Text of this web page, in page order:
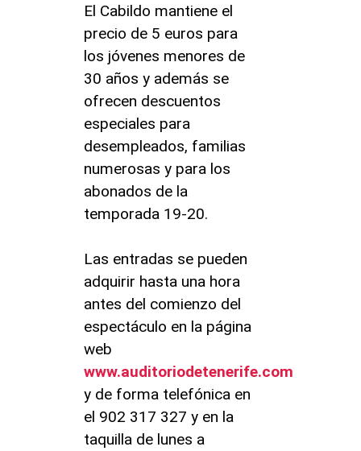
El Cabildo mantiene el
precio de 5 euros para
los jóvenes menores de
30 años y además se
ofrecen descuentos
especiales para
desempleados, familias
numerosas y para los
abonados de la
temporada 19-20.
Las entradas se pueden
adquirir hasta una hora
antes del comienzo del
espectáculo en la página
web
www.auditoriodetenerife.com
y de forma telefónica en
el 902 317 327 y en la
taquilla de lunes a